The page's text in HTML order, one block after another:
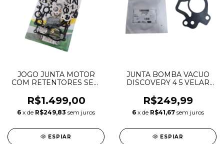
JOGO JUNTA MOTOR
COM RETENTORES SEM
ROVER DISCOVERY 4
RANGE ROVER SPORT
3.0 TDV6
R$1.499,00
6 x de R$249,83 sem juros
ESPIAR
JUNTA BOMBA VACUO
DISCOVERY 4 5 VELAR
LR077841
R$249,99
6 x de R$41,67 sem juros
ESPIAR